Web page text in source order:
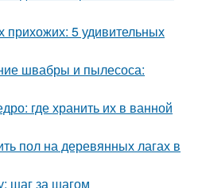
прихожих: 5 удивительных
швабры и пылесоса:
где хранить их в ванной
пол на деревянных лагах в
шаг за шагом